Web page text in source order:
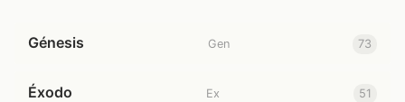
Génesis Gen 73
Éxodo Ex 51